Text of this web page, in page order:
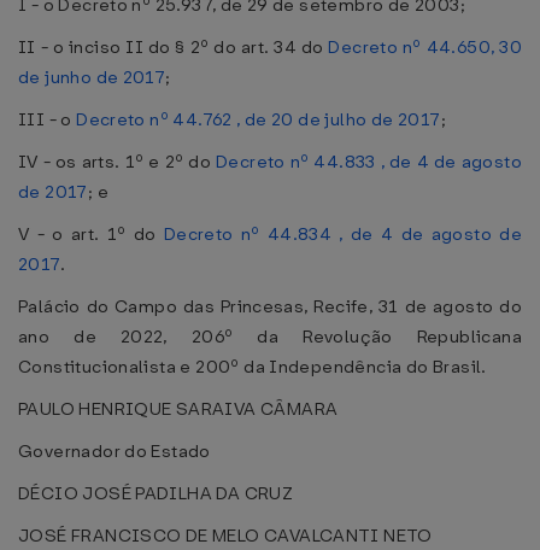
I - o Decreto nº 25.937, de 29 de setembro de 2003;
II - o inciso II do § 2º do art. 34 do Decreto nº 44.650, 30
de junho de 2017;
III - o Decreto nº 44.762 , de 20 de julho de 2017;
IV - os arts. 1º e 2º do Decreto nº 44.833 , de 4 de agosto
de 2017; e
V - o art. 1º do Decreto nº 44.834 , de 4 de agosto de
2017.
Palácio do Campo das Princesas, Recife, 31 de agosto do
ano de 2022, 206º da Revolução Republicana
Constitucionalista e 200º da Independência do Brasil.
PAULO HENRIQUE SARAIVA CÂMARA
Governador do Estado
DÉCIO JOSÉ PADILHA DA CRUZ
JOSÉ FRANCISCO DE MELO CAVALCANTI NETO